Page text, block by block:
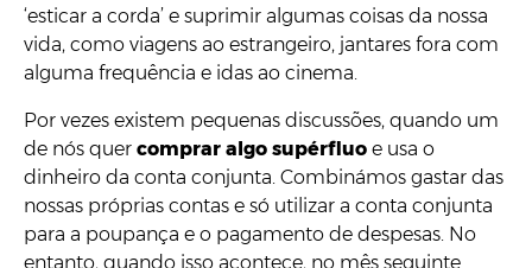
‘esticar a corda’ e suprimir algumas coisas da nossa
vida, como viagens ao estrangeiro, jantares fora com
alguma frequência e idas ao cinema.
Por vezes existem pequenas discussões, quando um
de nós quer comprar algo supérfluo e usa o
dinheiro da conta conjunta. Combinámos gastar das
nossas próprias contas e só utilizar a conta conjunta
para a poupança e o pagamento de despesas. No
entanto, quando isso acontece, no mês seguinte